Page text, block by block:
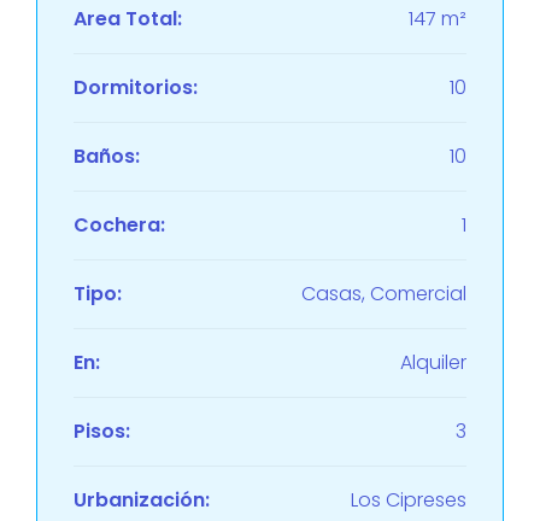
Area Total: 147 m²
Dormitorios: 10
Baños: 10
Cochera: 1
Tipo: Casas, Comercial
En: Alquiler
Pisos: 3
Urbanización: Los Cipreses